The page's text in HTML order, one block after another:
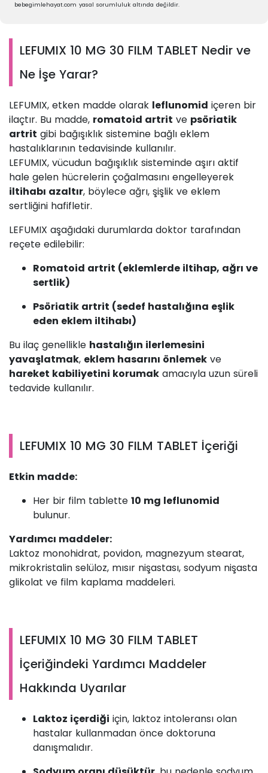
bebegimlehayat.com yasal sorumluluk altında değildir.
LEFUMIX 10 MG 30 FILM TABLET Nedir ve
Ne İşe Yarar?
LEFUMIX, etken madde olarak leflunomid içeren bir
ilaçtır. Bu madde, romatoid artrit ve psöriatik
artrit gibi bağışıklık sistemine bağlı eklem
hastalıklarının tedavisinde kullanılır.
LEFUMIX, vücudun bağışıklık sisteminde aşırı aktif
hale gelen hücrelerin çoğalmasını engelleyerek
iltihabı azaltır, böylece ağrı, şişlik ve eklem
sertliğini hafifletir.
LEFUMIX aşağıdaki durumlarda doktor tarafından
reçete edilebilir:
Romatoid artrit (eklemlerde iltihap, ağrı ve
sertlik)
Psöriatik artrit (sedef hastalığına eşlik
eden eklem iltihabı)
Bu ilaç genellikle hastalığın ilerlemesini
yavaşlatmak, eklem hasarını önlemek ve
hareket kabiliyetini korumak amacıyla uzun süreli
tedavide kullanılır.
LEFUMIX 10 MG 30 FILM TABLET İçeriği
Etkin madde:
Her bir film tablette 10 mg leflunomid
bulunur.
Yardımcı maddeler:
Laktoz monohidrat, povidon, magnezyum stearat,
mikrokristalin selüloz, mısır nişastası, sodyum nişasta
glikolat ve film kaplama maddeleri.
LEFUMIX 10 MG 30 FILM TABLET
İçeriğindeki Yardımcı Maddeler
Hakkında Uyarılar
Laktoz içerdiği için, laktoz intoleransı olan
hastalar kullanmadan önce doktoruna
danışmalıdır.